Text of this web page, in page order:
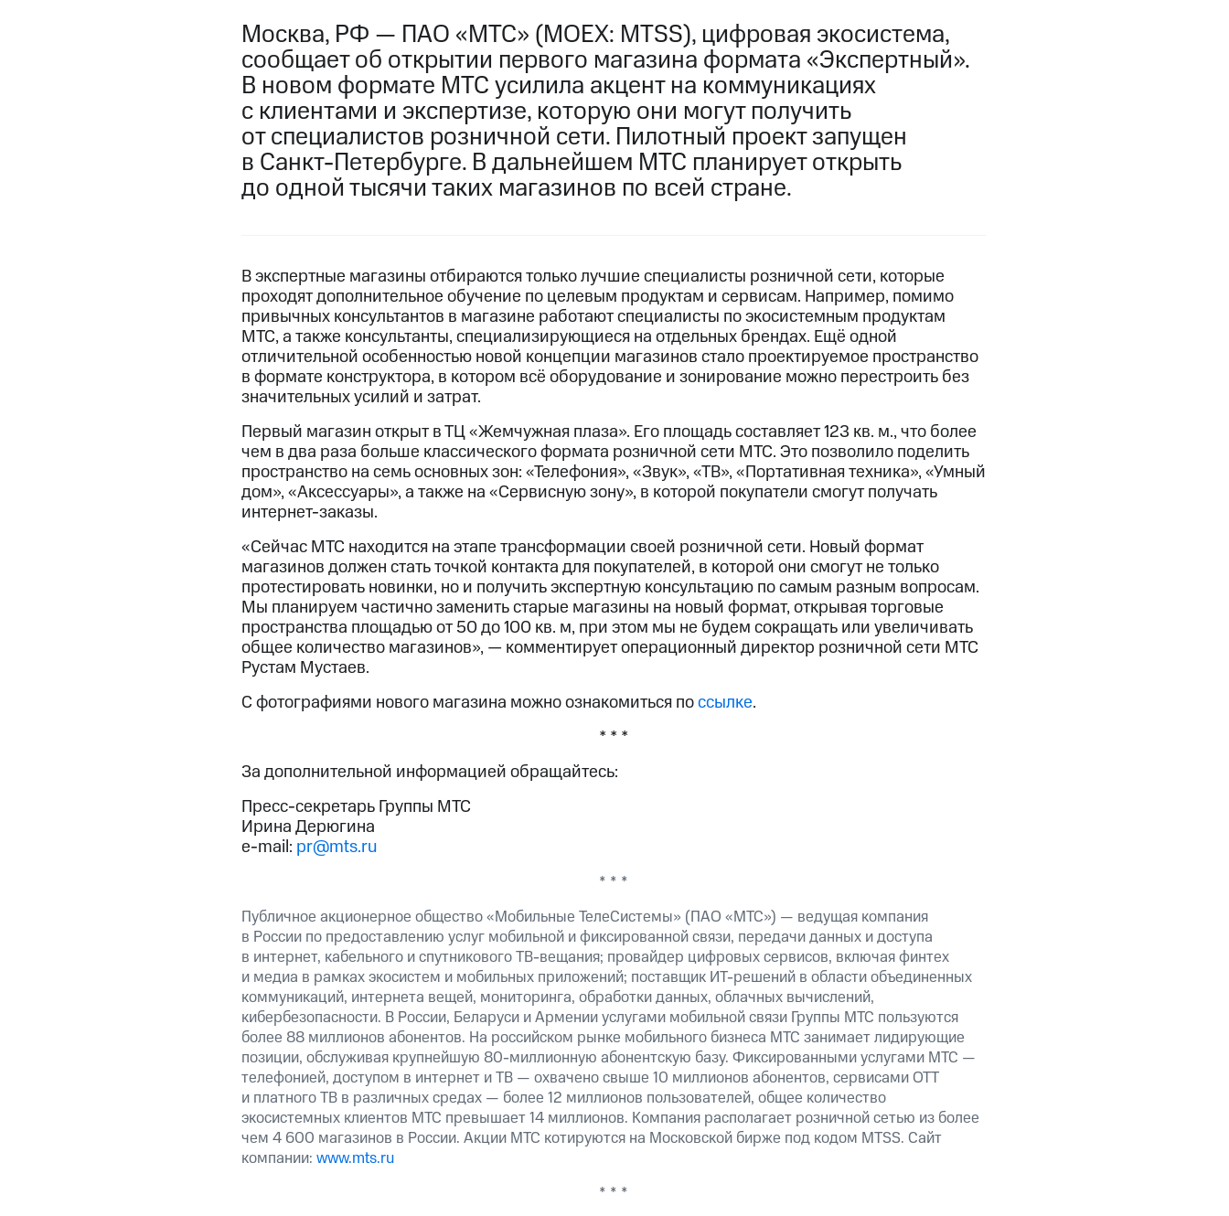
Москва, РФ — ПАО «МТС» (MOEX: MTSS), цифровая экосистема,
сообщает об открытии первого магазина формата «Экспертный».
В новом формате МТС усилила акцент на коммуникациях
с клиентами и экспертизе, которую они могут получить
от специалистов розничной сети. Пилотный проект запущен
в Санкт-Петербурге. В дальнейшем МТС планирует открыть
до одной тысячи таких магазинов по всей стране.
В экспертные магазины отбираются только лучшие специалисты розничной сети, которые
проходят дополнительное обучение по целевым продуктам и сервисам. Например, помимо
привычных консультантов в магазине работают специалисты по экосистемным продуктам
МТС, а также консультанты, специализирующиеся на отдельных брендах. Ещё одной
отличительной особенностью новой концепции магазинов стало проектируемое пространство
в формате конструктора, в котором всё оборудование и зонирование можно перестроить без
значительных усилий и затрат.
Первый магазин открыт в ТЦ «Жемчужная плаза». Его площадь составляет 123 кв. м., что более
чем в два раза больше классического формата розничной сети МТС. Это позволило поделить
пространство на семь основных зон: «Телефония», «Звук», «ТВ», «Портативная техника», «Умный
дом», «Аксессуары», а также на «Сервисную зону», в которой покупатели смогут получать
интернет-заказы.
«Сейчас МТС находится на этапе трансформации своей розничной сети. Новый формат
магазинов должен стать точкой контакта для покупателей, в которой они смогут не только
протестировать новинки, но и получить экспертную консультацию по самым разным вопросам.
Мы планируем частично заменить старые магазины на новый формат, открывая торговые
пространства площадью от 50 до 100 кв. м, при этом мы не будем сокращать или увеличивать
общее количество магазинов», — комментирует операционный директор розничной сети МТС
Рустам Мустаев.
С фотографиями нового магазина можно ознакомиться поссылке.
* * *
За дополнительной информацией обращайтесь:
Пресс-секретарь Группы МТС
Ирина Дерюгина
e-mail: pr@mts.ru
* * *
Публичное акционерное общество «Мобильные ТелеСистемы» (ПАО «МТС») — ведущая компания
в России по предоставлению услуг мобильной и фиксированной связи, передачи данных и доступа
в интернет, кабельного и спутникового ТВ-вещания; провайдер цифровых сервисов, включая финтех
и медиа в рамках экосистем и мобильных приложений; поставщик ИТ-решений в области объединенных
коммуникаций, интернета вещей, мониторинга, обработки данных, облачных вычислений,
кибербезопасности. В России, Беларуси и Армении услугами мобильной связи Группы МТС пользуются
более 88 миллионов абонентов. На российском рынке мобильного бизнеса МТС занимает лидирующие
позиции, обслуживая крупнейшую 80-миллионную абонентскую базу. Фиксированными услугами МТС —
телефонией, доступом в интернет и ТВ — охвачено свыше 10 миллионов абонентов, сервисами OTT
и платного ТВ в различных средах — более 12 миллионов пользователей, общее количество
экосистемных клиентов МТС превышает 14 миллионов. Компания располагает розничной сетью из более
чем 4 600 магазинов в России. Акции МТС котируются на Московской бирже под кодом MTSS. Сайт
компании: www.mts.ru
* * *